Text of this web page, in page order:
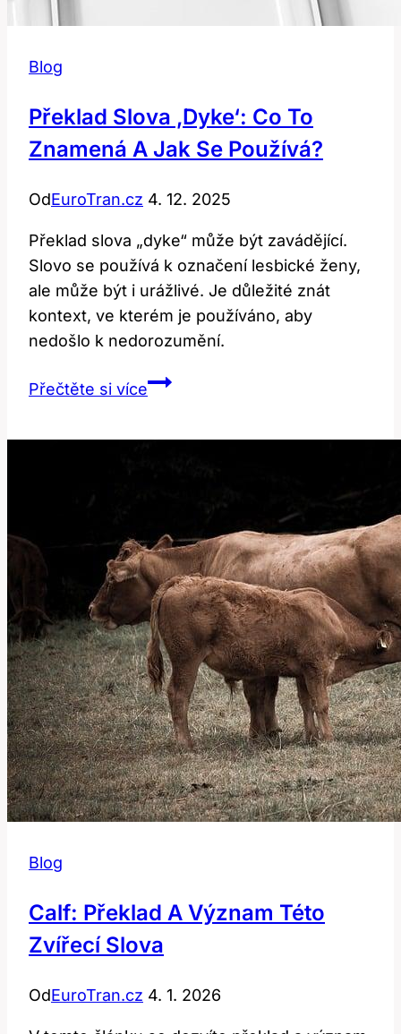
Blog
Překlad Slova ‚dyke‘: Co To
Znamená A Jak Se Používá?
OdEuroTran.cz 4. 12. 2025
Překlad slova „dyke“ může být zavádějící.
Slovo se používá k označení lesbické ženy,
ale může být i urážlivé. Je důležité znát
kontext, ve kterém je používáno, aby
nedošlo k nedorozumění.
Přečtěte si vícePřeklad
Jak
Se
Používá?
Blog
Calf: Překlad A Význam Této
Zvířecí Slova
OdEuroTran.cz 4. 1. 2026